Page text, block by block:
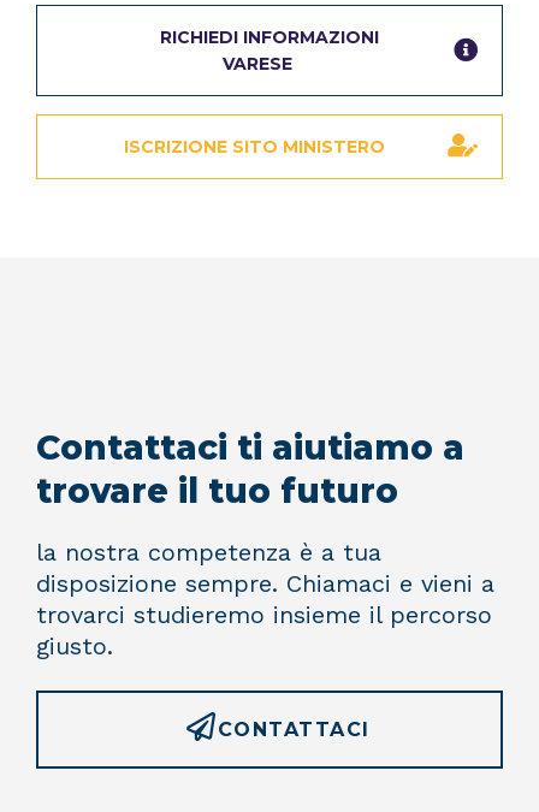
RICHIEDI INFORMAZIONI
VARESE
ISCRIZIONE SITO MINISTERO
Contattaci ti aiutiamo a
trovare il tuo futuro
la nostra competenza è a tua
disposizione sempre. Chiamaci e vieni a
trovarci studieremo insieme il percorso
giusto.
CONTATTACI